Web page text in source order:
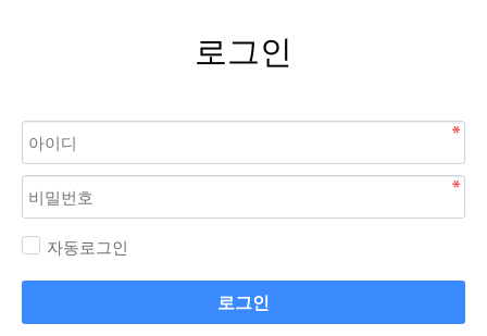
로그인
자동로그인
로그인